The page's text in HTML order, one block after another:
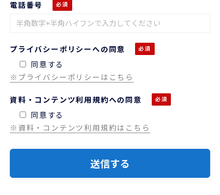
電話番号
プライバシーポリシーへの同意
同意する
※プライバシーポリシーはこちら
資料・コンテンツ利用規約への同意
同意する
※資料・コンテンツ利用規約はこちら